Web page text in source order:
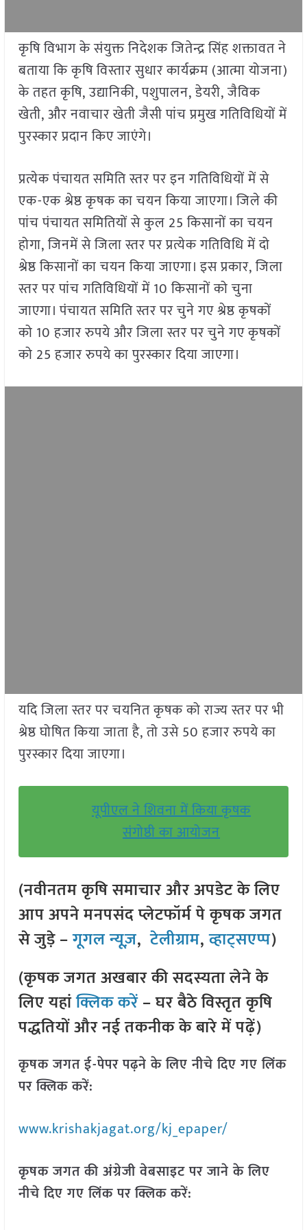
कृषि विभाग के संयुक्त निदेशक जितेन्द्र सिंह शक्तावत ने
बताया कि कृषि विस्तार सुधार कार्यक्रम (आत्मा योजना)
के तहत कृषि, उद्यानिकी, पशुपालन, डेयरी, जैविक
खेती, और नवाचार खेती जैसी पांच प्रमुख गतिविधियों में
पुरस्कार प्रदान किए जाएंगे।
प्रत्येक पंचायत समिति स्तर पर इन गतिविधियों में से
एक-एक श्रेष्ठ कृषक का चयन किया जाएगा। जिले की
पांच पंचायत समितियों से कुल 25 किसानों का चयन
होगा, जिनमें से जिला स्तर पर प्रत्येक गतिविधि में दो
श्रेष्ठ किसानों का चयन किया जाएगा। इस प्रकार, जिला
स्तर पर पांच गतिविधियों में 10 किसानों को चुना
जाएगा। पंचायत समिति स्तर पर चुने गए श्रेष्ठ कृषकों
को 10 हजार रुपये और जिला स्तर पर चुने गए कृषकों
को 25 हजार रुपये का पुरस्कार दिया जाएगा।
यदि जिला स्तर पर चयनित कृषक को राज्य स्तर पर भी
श्रेष्ठ घोषित किया जाता है, तो उसे 50 हजार रुपये का
पुरस्कार दिया जाएगा।
यूपीएल ने शिवना में किया कृषक
संगोष्ठी का आयोजन
(नवीनतम कृषि समाचार और अपडेट के लिए
आप अपने मनपसंद प्लेटफॉर्म पे कृषक जगत
से जुड़े –गूगल न्यूज़,टेलीग्राम,व्हाट्सएप्प)
(कृषक जगत अखबार की सदस्यता लेने के
लिए यहांक्लिक करें– घर बैठे विस्तृत कृषि
पद्धतियों और नई तकनीक के बारे में पढ़ें)
कृषक जगत ई-पेपर पढ़ने के लिए नीचे दिए गए लिंक
पर क्लिक करें:
www.krishakjagat.org/kj_epaper/
कृषक जगत की अंग्रेजी वेबसाइट पर जाने के लिए
नीचे दिए गए लिंक पर क्लिक करें: